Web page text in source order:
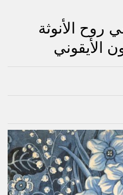
روح الأنوثة
الأيقوني